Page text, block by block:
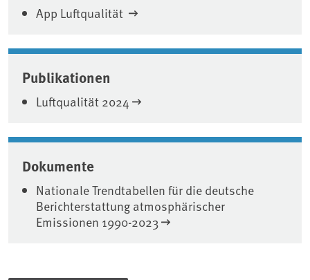
App Luftqualität
Publikationen
Luftqualität 2024
Dokumente
Nationale Trendtabellen für die deutsche
Berichterstattung atmosphärischer
Emissionen 1990-2023